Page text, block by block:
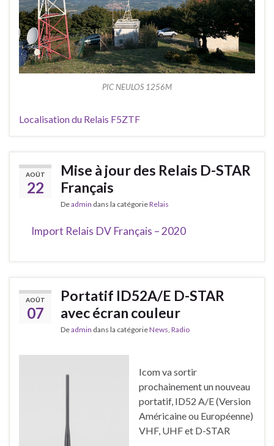
PIC NEULOS 1256M
Localisation du Relais F5ZTF
AOÛT
22
Mise à jour des Relais D-STAR
Français
Deadmin dans la catégorieRelais
Import Relais DV Français – 2020
AOÛT
07
Portatif ID52A/E D-STAR
avec écran couleur
Deadmin dans la catégorieNews Radio
Icom va sortir
prochainement un nouveau
portatif, ID52 A/E (Version
Américaine ou Européenne)
VHF, UHF et D-STAR